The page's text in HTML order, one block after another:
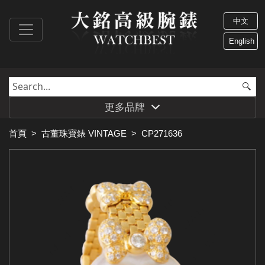
中文
English
更多品牌
首頁 > 古董珠寶錶 VINTAGE > CP271636